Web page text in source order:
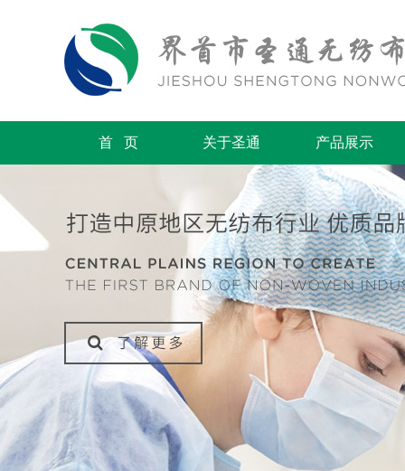
首 页 关于圣通 产品展示